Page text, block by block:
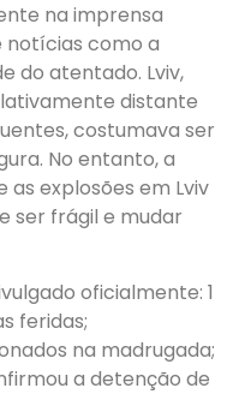
na imprensa
notícias como a
do atentado. Lviv,
distante
costumava ser
No entanto, a
explosões em Lviv
ser frágil e mudar
oficialmente: 1
feridas;
na madrugada;
a detenção de